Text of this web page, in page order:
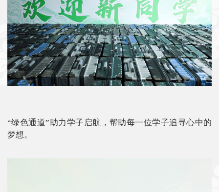
“绿色通道”助力学子启航，帮助每一位学子追寻心中的
梦想。